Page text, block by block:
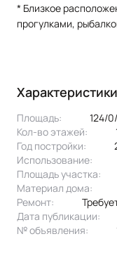
* Близкое
прогулками,
Характеристики
Площадь:
124/
Кол-во этажей:
Год постройки:
Использование:
Площадь участка:
Материал дома:
Ремонт:
Дата публикации:
№ объявления: